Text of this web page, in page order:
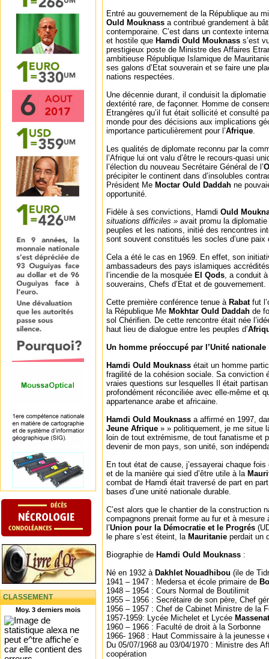
CLASSEMENT
Moy. 3 derniers mois
Entré au gouvernement de la République au
Ould Mouknass a contribué grandement à
contemporaine. C’est dans un contexte
et hostile que Hamdi OuId Mouknass s’est
prestigieux poste de Ministre des Affaires
ambitieuse République Islamique de
ses galons d’Etat souverain et se faire une
nations respectées.
Une décennie durant, il conduisit la diplomatie
dextérité rare, de façonner. Homme de
Etrangères qu’il fut était sollicité et consulté
monde pour des décisions aux implications
importance particulièrement pour l’Afrique.
Les qualités de diplomate reconnu par la
l’Afrique lui ont valu d’être le recours-quasi
l’élection du nouveau Secrétaire Général de l’
précipiter le continent dans d’insolubles
Président Me Moctar Ould Daddah ne
opportunité.
Fidèle à ses convictions, Hamdi Ould
situations difficiles » avait promu la
peuples et les nations, initié des rencontres
sont souvent constitués les socles d’une paix
Cela a été le cas en 1969. En effet, son
ambassadeurs des pays islamiques
l’incendie de la mosquée El Qods, a conduit
souverains, Chefs d’Etat et de gouvernement.
Cette première conférence tenue à Rabat fut
la République Me Mokhtar Ould Daddah de
sol Chérifien. De cette rencontre était née
haut lieu de dialogue entre les peuples d’
Un homme préoccupé par l’Unité nationale
Hamdi Ould Mouknass était un homme
fragilité de la cohésion sociale. Sa conviction
vraies questions sur lesquelles Il était
profondément réconciliée avec elle-même et
appartenance arabe et africaine.
Hamdi Ould Mouknass a affirmé en 1997,
Jeune Afrique » » politiquement, je me situe
loin de tout extrémisme, de tout fanatisme et
devenir de mon pays, son unité, son
En tout état de cause, j’essayerai chaque
et de la manière qui sied d’être utile à la
combat de Hamdi était traversé de part en
bases d’une unité nationale durable.
C’est alors que le chantier de la construction
compagnons prenait forme au fur et à mesure
l’Union pour la Démocratie et le Progrés
le phare s’est éteint, la Mauritanie perdait un
Biographie de Hamdi Ould Mouknass :
Né en 1932 à Dakhlet Nouadhibou (ile de
1941 – 1947 : Medersa et école primaire de
1948 – 1954 : Cours Normal de Boutilimit
1955 – 1956 : Secrétaire de son père, Chef
1956 – 1957 : Chef de Cabinet Ministre de la
1957-1959: Lycée Michelet et Lycée
1960 – 1966 : Faculté de droit à la Sorbonne
1966- 1968 : Haut Commissaire à la jeunesse
Du 05/07/1968 au 03/04/1970 : Ministre des
coopération